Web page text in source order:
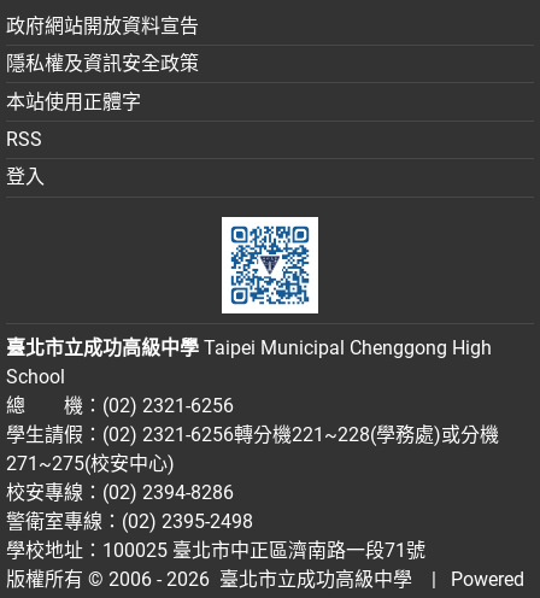
政府網站開放資料宣告
隱私權及資訊安全政策
本站使用正體字
RSS
登入
臺北市立成功高級中學 Taipei Municipal Chenggong High
School
總 機：(02) 2321-6256
學生請假：(02) 2321-6256轉分機221~228(學務處)或分機
271~275(校安中心)
校安專線：(02) 2394-8286
警衛室專線：(02) 2395-2498
學校地址：100025 臺北市中正區濟南路一段71號
版權所有 © 2006 - 2026 臺北市立成功高級中學
| Powered